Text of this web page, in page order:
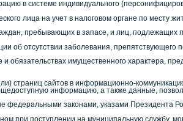
в системе индивидуального
лица на учет в налоговом органе по месту
пребывающих в запасе, и лиц, подлежащих
об отсутствии заболевания,
и обязательствах имущественного характера,
страниц сайтов в информационно-
информацию, а также данные,
федеральными законами, указами Президента
при поступлении на муниципальную службу,